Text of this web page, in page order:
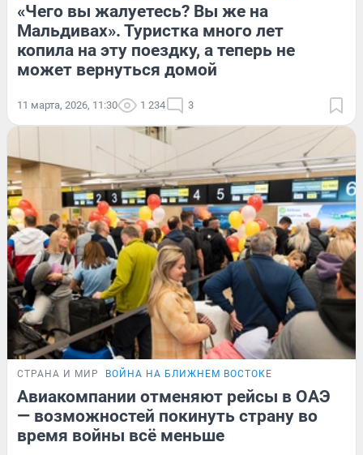
«Чего вы жалуетесь? Вы же на
Мальдивах». Туристка много лет
копила на эту поездку, а теперь не
может вернуться домой
11 марта, 2026, 11:30 1 234 3
СТРАНА И МИР ВОЙНА НА БЛИЖНЕМ ВОСТОКЕ
Авиакомпании отменяют рейсы в ОАЭ
— возможностей покинуть страну во
время войны всё меньше